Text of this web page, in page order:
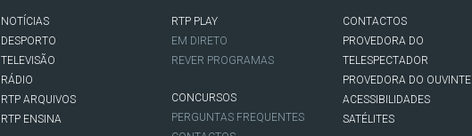
NOTÍCIAS
DESPORTO
TELEVISÃO
RÁDIO
RTP ARQUIVOS
RTP ENSINA
RTP PLAY
EM DIRETO
REVER PROGRAMAS
CONCURSOS
PERGUNTAS FREQUENTES
CONTACTOS
PROVEDORA DO
TELESPECTADOR
PROVEDORA DO OUVINTE
ACESSIBILIDADES
SATÉLITES